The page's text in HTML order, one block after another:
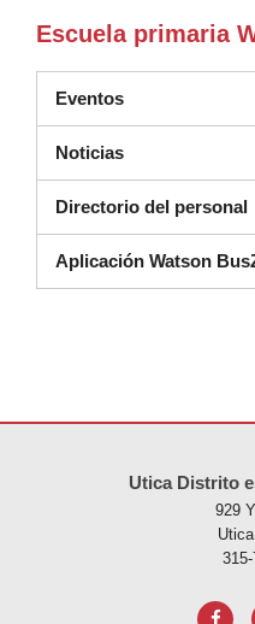
Escuela primaria
Eventos
Noticias
Directorio del personal
Aplicación Watson
Utica Distrito
929